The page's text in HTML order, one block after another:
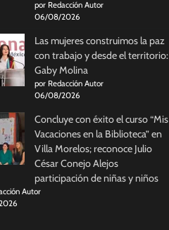
por Redacción Autor
06/08/2026
Las mujeres construimos la paz
con trabajo y desde el territorio:
Gaby Molina
por Redacción Autor
06/08/2026
Concluye con éxito el curso “Mis
Vacaciones en la Biblioteca” en
Villa Morelos; reconoce Julio
César Conejo Alejos
participación de niñas y niños
Autor